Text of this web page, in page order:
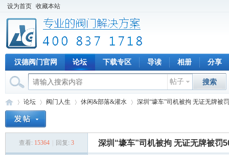
设为首页 收藏本站
汉德阀门官网 论坛 下载专区 导读 相册 分享
帖子 搜索
论坛
›
阀门人生
›
休闲&部落&灌水
›
深圳“壕车”司机被拘 无证无牌被
查看: 15364 回复: 3 深圳“壕车”司机被拘 无证无牌被罚